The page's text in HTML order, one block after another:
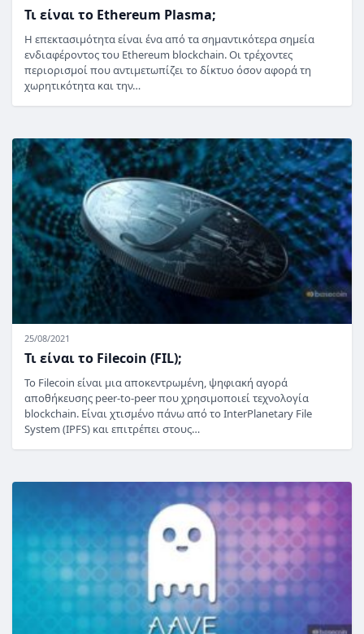
Τι είναι το Ethereum Plasma;
Η επεκτασιμότητα είναι ένα από τα σημαντικότερα σημεία
ενδιαφέροντος του Ethereum blockchain. Οι τρέχοντες
περιορισμοί που αντιμετωπίζει το δίκτυο όσον αφορά τη
χωρητικότητα και την…
25/08/2021
Τι είναι το Filecoin (FIL);
Το Filecoin είναι μια αποκεντρωμένη, ψηφιακή αγορά
αποθήκευσης peer-to-peer που χρησιμοποιεί τεχνολογία
blockchain. Είναι χτισμένο πάνω από το InterPlanetary File
System (IPFS) και επιτρέπει στους…